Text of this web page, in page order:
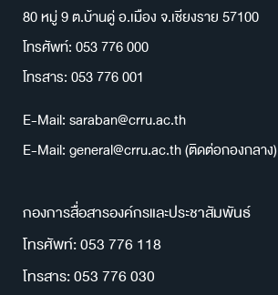
80 หมู่ 9 ต.บ้านดู่ อ.เมือง จ.เชียงราย 57100
โทรศัพท์: 053 776 000
โทรสาร: 053 776 001
E-Mail: saraban@crru.ac.th
E-Mail: general@crru.ac.th (ติดต่อกองกลาง)
กองการสื่อสารองค์กรและประชาสัมพันธ์
โทรศัพท์: 053 776 118
โทรสาร: 053 776 030